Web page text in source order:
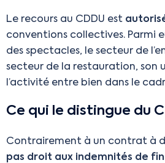
Le recours au CDDU est
conventions collectives. Parmi
des spectacles, le secteur de
secteur de la restauration, son
l’activité entre bien dans le
Ce qui le distingue du
Contrairement à un contrat à
pas droit aux indemnités de